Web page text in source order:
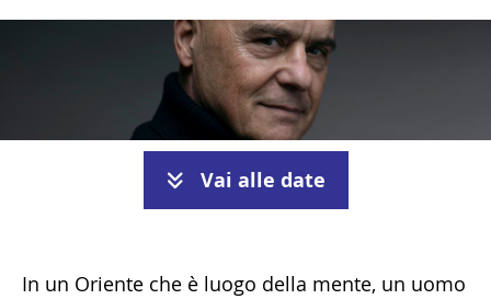
Vai alle date
In un Oriente che è luogo della mente, un uomo